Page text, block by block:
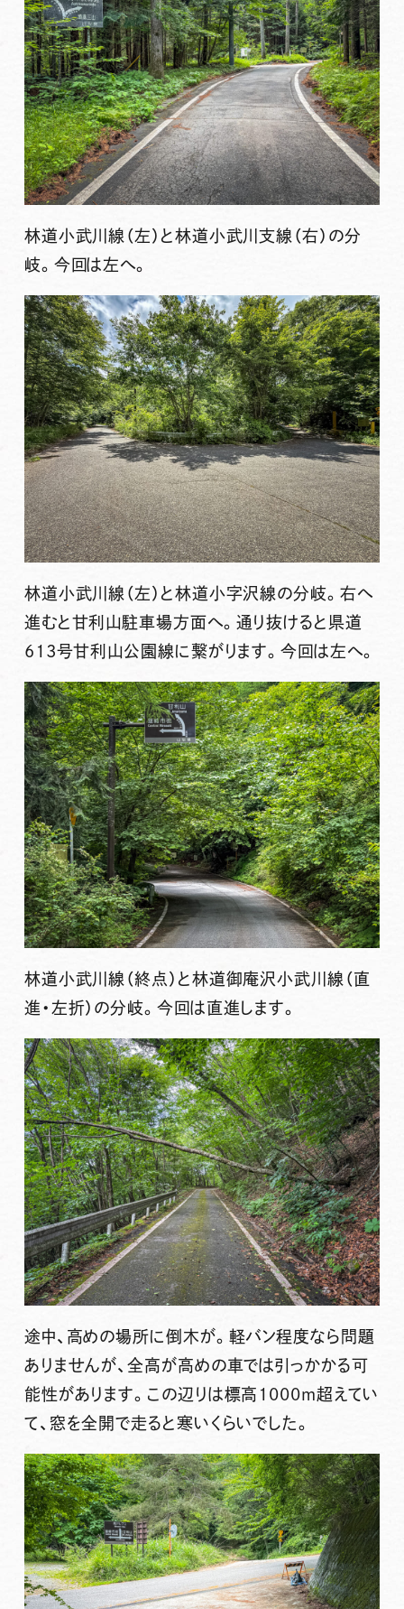
林道小武川線（左）と林道小武川支線（右）の分
岐。今回は左へ。
林道小武川線（左）と林道小字沢線の分岐。右へ
進むと甘利山駐車場方面へ。通り抜けると県道
613号甘利山公園線に繋がります。今回は左へ。
林道小武川線（終点）と林道御庵沢小武川線（直
進・左折）の分岐。今回は直進します。
途中、高めの場所に倒木が。軽バン程度なら問題
ありませんが、全高が高めの車では引っかかる可
能性があります。この辺りは標高1000m超えてい
て、窓を全開で走ると寒いくらいでした。